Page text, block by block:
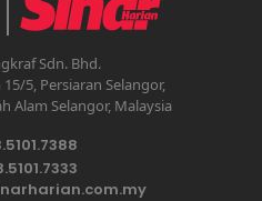
Sdn. Bhd.
5, Persiaran Selangor,
Alam Selangor, Malaysia